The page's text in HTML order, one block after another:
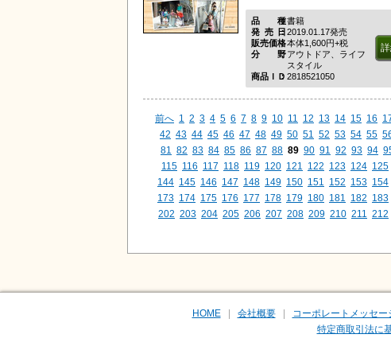
品種
書籍
発売日2019.01.17発売
販売価格本体1,600円+税
分野アウトドア、ライフ
スタイル
商品ＩＤ 2818521050
前へ 1 2 3 4 5 6 7 8 9 10 11 12 13 14 15 16
42 43 44 45 46 47 48 49 50 51 52 53 54 55
81
82 83 84 85 86 87 88 89 90 91 92 93 94
115 116 117 118 119 120 121 122 123 124 125
144 145 146 147 148 149 150 151 152 153 154
173 174 175 176 177 178 179 180 181 182 183
202 203 204 205 206 207 208 209 210 211 212
HOME 会社概要 コーポレートメッセー
特定商取引法に